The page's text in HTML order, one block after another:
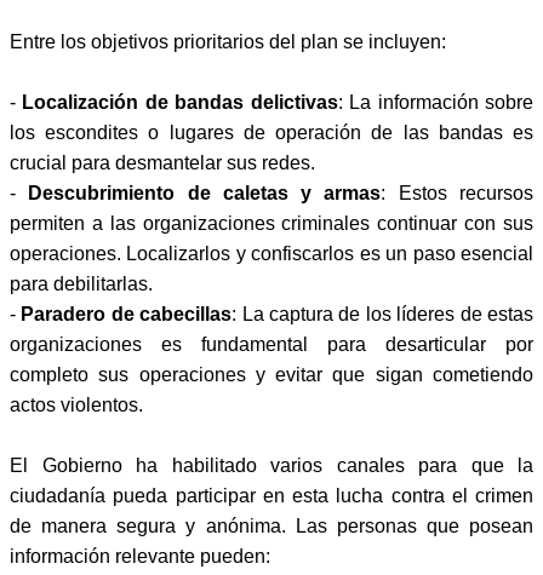
Entre los objetivos prioritarios del plan se incluyen:
- Localización de bandas delictivas: La información sobre
los escondites o lugares de operación de las bandas es
crucial para desmantelar sus redes.
-
Descubrimiento de caletas y armas: Estos recursos
permiten a las organizaciones criminales continuar con sus
operaciones. Localizarlos y confiscarlos es un paso esencial
para debilitarlas.
- Paradero de cabecillas: La captura de los líderes de estas
organizaciones es fundamental para desarticular por
completo sus operaciones y evitar que sigan cometiendo
actos violentos.
El Gobierno ha habilitado varios canales para que la
ciudadanía pueda participar en esta lucha contra el crimen
de manera segura y anónima. Las personas que posean
información relevante pueden: